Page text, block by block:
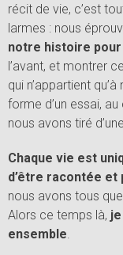
récit de vie, c’est
larmes : nous
notre histoire
l’avant, et montrer
qui n’appartient
forme d’un essai,
nous avons tiré
Chaque vie est
d’être racontée et
nous avons tous
Alors ce temps là,
ensemble